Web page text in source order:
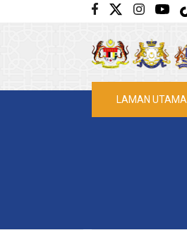
Langkau ke kandungan utama
LAMAN UTAMA